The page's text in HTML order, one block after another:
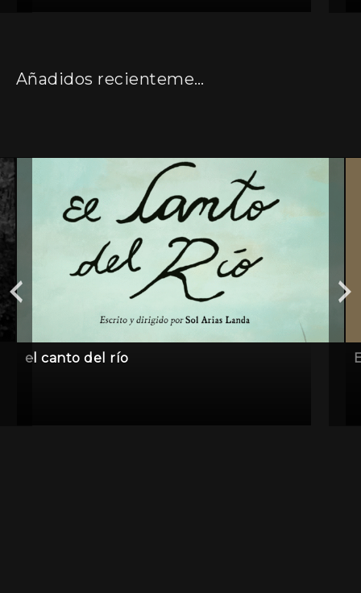
Añadidos recientemente
el canto del río